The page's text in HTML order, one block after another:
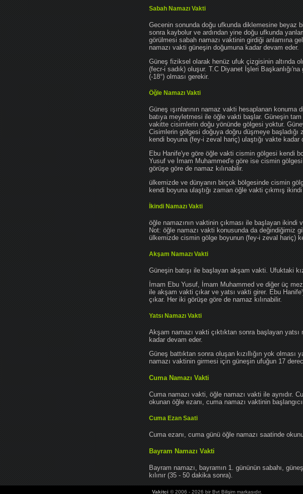
Sabah Namazı Vakti
Gecenin sonunda doğu ufkunda diklemesine beyaz
sonra kaybolur ve ardından yine doğu ufkunda
görülmesi sabah namazı vaktinin girdiği anlamına
namazı vakti güneşin doğumuna kadar devam eder.
Güneş fiziksel olarak henüz ufuk çizgisinin altında
(fecr-i sadık) oluşur. T.C Diyanet İşleri
(-18°) olması gerekir.
Öğle Namazı Vakti
Güneş ışınlarının namaz vakti hesaplanan
batıya meyletmesi ile öğle vakti başlar. Güneşin
vakitte cisimlerin doğu yönünde gölgesi yoktur.
Cisimlerin gölgesi doğuya doğru düşmeye
kendi boyuna (fey-i zeval hariç) ulaştığı vakte kadar
Ebu Hanife'ye göre öğle vakti cismin gölgesi kendi
Yusuf ve İmam Muhammed'e göre ise cismin
görüşe göre de namaz kılınabilir.
ülkemizde ve dünyanın birçok bölgesinde cismin
kendi boyuna ulaştığı zaman öğle vakti çıkmış
İkindi Namazı Vakti
öğle namazının vaktinin çıkması ile başlayan ikindi
Not: öğle namazı vakti konusunda da değindiğimiz
ülkemizde cismin gölge boyunun (fey-i zeval hariç)
Akşam Namazı Vakti
Güneşin batışı ile başlayan akşam vakti. Ufuktaki
İmam Ebu Yusuf, İmam Muhammed ve diğer üç
ile akşam vakti çıkar ve yatsı vakti girer. Ebu
çıkar. Her iki görüşe göre de namaz kılınabilir.
Yatsı Namazı Vakti
Akşam namazı vakti çıktıktan sonra başlayan
kadar devam eder.
Güneş battıktan sonra oluşan kızıllığın yok olması
namazı vaktinin girmesi için güneşin ufuğun 17
Cuma Namazı Vakti
Cuma namazı vakti, öğle namazı vakti ile aynıdır.
okunan öğle ezanı, cuma namazı vaktinin
Cuma Ezan Saati
Cuma ezanı, cuma günü öğle namazı saatinde
Bayram Namazı Vakti
Bayram namazı, bayramın 1. gününün sabahı,
kılınır (35 - 50 dakika sonra).
Vakitci © 2006 - 2026 bir Bvt Bilişim markasıdır.